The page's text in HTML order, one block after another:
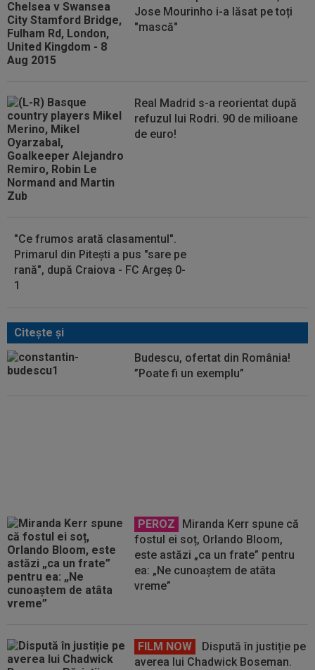
Jose Mourinho i-a lăsat pe toți
"mască"
Real Madrid s-a reorientat după
refuzul lui Rodri. 90 de milioane
de euro!
"Ce frumos arată clasamentul".
Primarul din Pitești a pus "sare pe
rană", după Craiova - FC Argeș 0-
1
Citeşte şi
Budescu, ofertat din România!
”Poate fi un exemplu”
PEROZ
Miranda Kerr spune că
fostul ei soț, Orlando Bloom,
este astăzi „ca un frate” pentru
ea: „Ne cunoaștem de atâta
vreme”
FILM NOW
Dispută în justiție pe
averea lui Chadwick Boseman.